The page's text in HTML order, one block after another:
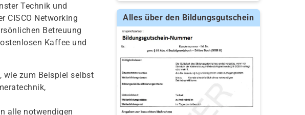
Technik und
CISCO Networking
Betreuung
Kaffee und
wie zum Beispiel selbst
alle notwendigen
Alles über den Bildungsgutschein